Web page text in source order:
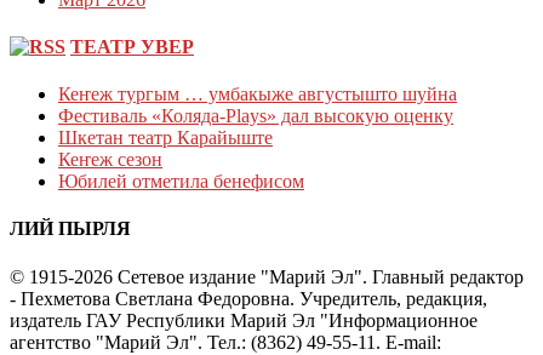
ТЕАТР УВЕР
Кеҥеж тургым … умбакыже августышто шуйна
Фестиваль «Коляда-Plays» дал высокую оценку
Шкетан театр Карайыште
Кеҥеж сезон
Юбилей отметила бенефисом
ЛИЙ ПЫРЛЯ
© 1915-2026 Сетевое издание "Марий Эл". Главный редактор
- Пехметова Светлана Федоровна. Учредитель, редакция,
издатель ГАУ Республики Марий Эл "Информационное
агентство "Марий Эл". Тел.: (8362) 49-55-11. E-mail: